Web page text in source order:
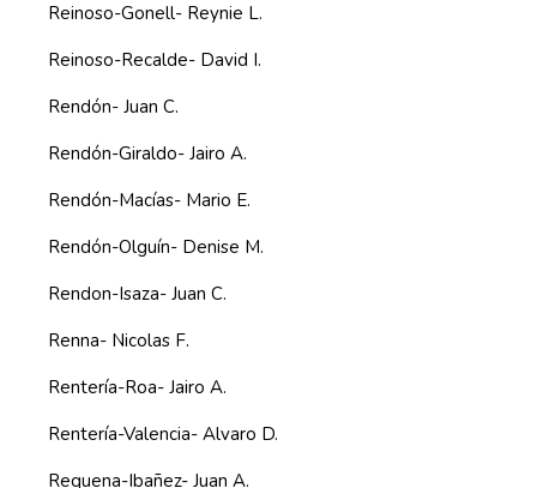
Reinoso-Gonell- Reynie L.
Reinoso-Recalde- David I.
Rendón- Juan C.
Rendón-Giraldo- Jairo A.
Rendón-Macías- Mario E.
Rendón-Olguín- Denise M.
Rendon-Isaza- Juan C.
Renna- Nicolas F.
Rentería-Roa- Jairo A.
Rentería-Valencia- Alvaro D.
Requena-Ibañez- Juan A.